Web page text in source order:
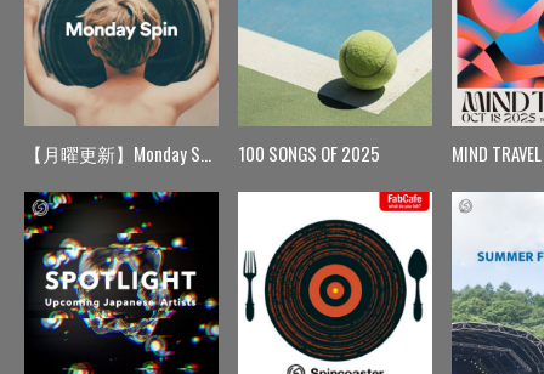
【月曜更新】Monday Spin 100 SONGS OF 2025 MIND TRAVEL